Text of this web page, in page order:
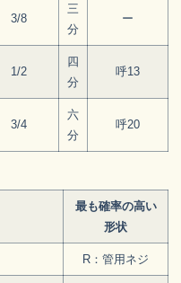
3/8
三
分
ー
1/2
四
分
呼13
3/4
六
分
呼20
最も確率の高い
形状
R：管用ネジ